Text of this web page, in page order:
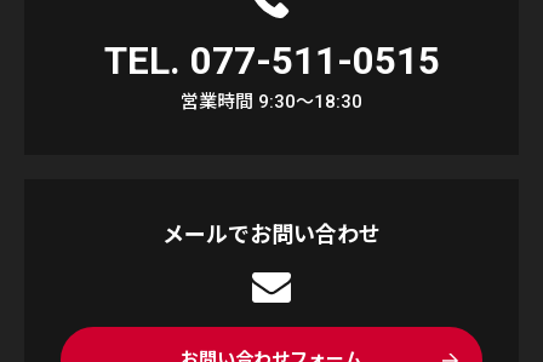
TEL. 077-511-0515
営業時間 9:30～18:30
メールでお問い合わせ